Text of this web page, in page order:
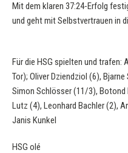
Mit dem klaren 37:24-Erfolg
und geht mit Selbstvertrauen in
Für die HSG spielten und trafen:
Tor); Oliver Dziendziol (6),
Simon Schlösser (11/3),
Lutz (4), Leonhard Bachler (2),
Janis Kunkel
HSG olé